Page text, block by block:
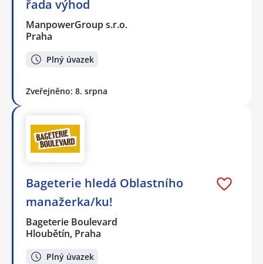
řada výhod
ManpowerGroup s.r.o.
Praha
Plný úvazek
Zveřejněno: 8. srpna
Bageterie hledá Oblastního
manažerka/ku!
Bageterie Boulevard
Hloubětín, Praha
Plný úvazek